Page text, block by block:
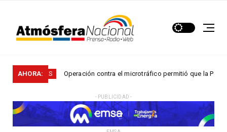
AHORA:
Operación contra el microtráfico permitió que la Policía
- PUBLICIDAD -